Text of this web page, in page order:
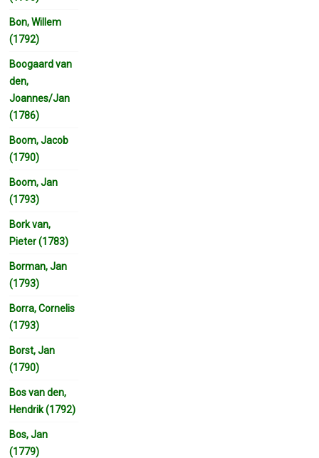
Bon, Willem
(1792)
Boogaard van
den,
Joannes/Jan
(1786)
Boom, Jacob
(1790)
Boom, Jan
(1793)
Bork van,
Pieter (1783)
Borman, Jan
(1793)
Borra, Cornelis
(1793)
Borst, Jan
(1790)
Bos van den,
Hendrik (1792)
Bos, Jan
(1779)